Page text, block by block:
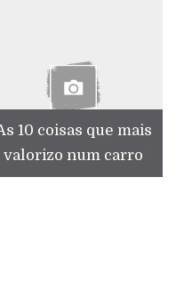
10 coisas que mais
valorizo num carro